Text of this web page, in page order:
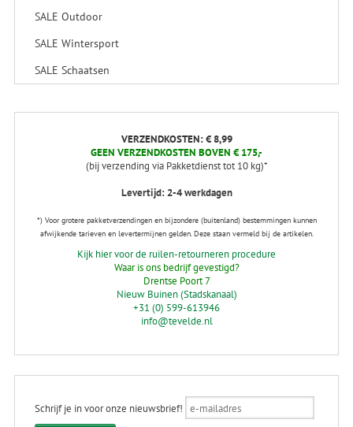
SALE Outdoor
SALE Wintersport
SALE Schaatsen
VERZENDKOSTEN: € 8,99
GEEN VERZENDKOSTEN BOVEN € 175,-
(bij verzending via Pakketdienst tot 10 kg)*
Levertijd: 2-4 werkdagen
*) Voor grotere pakketverzendingen en bijzondere (buitenland) bestemmingen kunnen
afwijkende tarieven en levertermijnen gelden. Deze staan vermeld bij de artikelen.
Kijk hier voor de ruilen-retourneren procedure
Waar is ons bedrijf gevestigd?
Drentse Poort 7
Nieuw Buinen (Stadskanaal)
+31 (0) 599-613946
info@tevelde.nl
Schrijf je in voor onze nieuwsbrief!